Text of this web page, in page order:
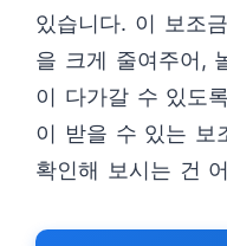
있습니다. 이 보조
을 크게 줄여주어,
이 다가갈 수 있도
이 받을 수 있는 보
확인해 보시는 건